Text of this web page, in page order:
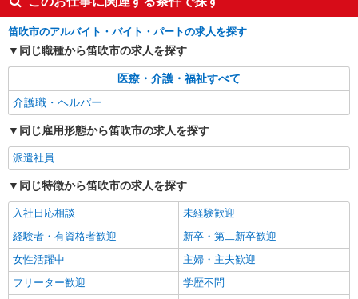
笛吹市のアルバイト・バイト・パートの求人を探す
同じ職種から笛吹市の求人を探す
医療・介護・福祉すべて
介護職・ヘルパー
同じ雇用形態から笛吹市の求人を探す
派遣社員
同じ特徴から笛吹市の求人を探す
入社日応相談
未経験歓迎
経験者・有資格者歓迎
新卒・第二新卒歓迎
女性活躍中
主婦・主夫歓迎
フリーター歓迎
学歴不問